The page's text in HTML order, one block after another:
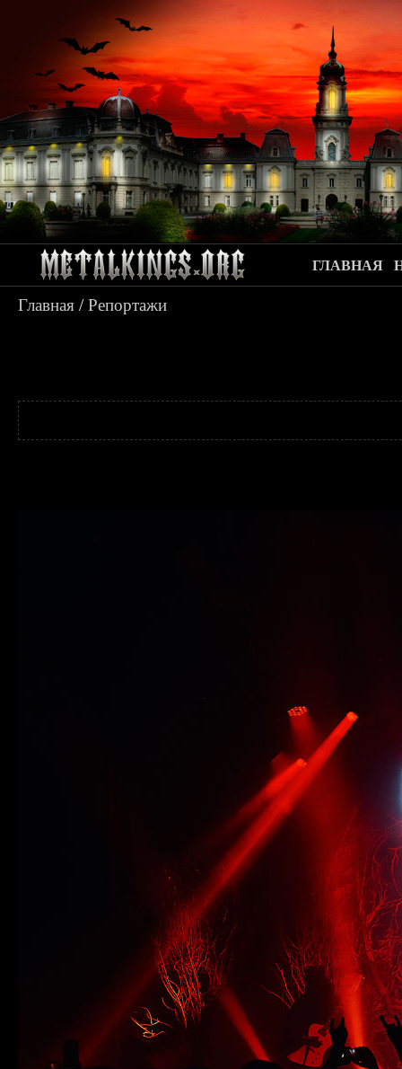
ГЛАВНАЯ
Главная /Репортажи